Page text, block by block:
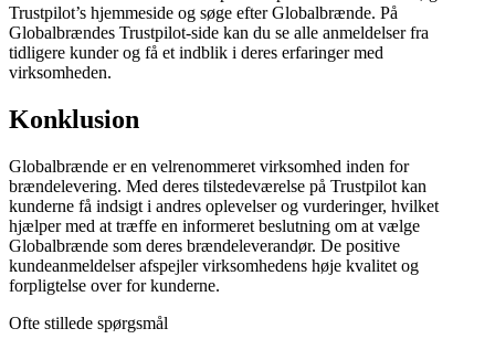
Trustpilot’s hjemmeside og søge efter Globalbrænde. På
Globalbrændes Trustpilot-side kan du se alle anmeldelser fra
tidligere kunder og få et indblik i deres erfaringer med
virksomheden.
Konklusion
Globalbrænde er en velrenommeret virksomhed inden for
brændelevering. Med deres tilstedeværelse på Trustpilot kan
kunderne få indsigt i andres oplevelser og vurderinger, hvilket
hjælper med at træffe en informeret beslutning om at vælge
Globalbrænde som deres brændeleverandør. De positive
kundeanmeldelser afspejler virksomhedens høje kvalitet og
forpligtelse over for kunderne.
Ofte stillede spørgsmål